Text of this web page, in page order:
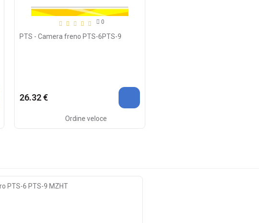
0
PTS - Camera freno PTS-6PTS-9
26.32 €
Ordine veloce
PTS-6 PTS-9 MZHT